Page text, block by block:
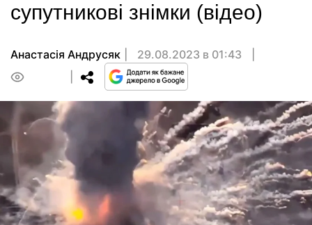
супутникові знімки (відео)
Анастасiя Андрусяк
29.08.2023 в 01:43